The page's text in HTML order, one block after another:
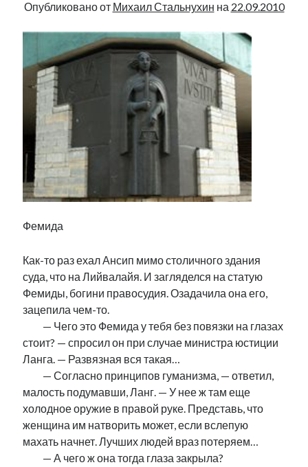
Опубликовано от Михаил Стальнухин на 22.09.2010
Фемида
Как-то раз ехал Ансип мимо столичного здания
суда, что на Лийвалайя. И загляделся на статую
Фемиды, богини правосудия. Озадачила она его,
зацепила чем-то.
— Чего это Фемида у тебя без повязки на глазах
стоит? — спросил он при случае министра юстиции
Ланга. — Развязная вся такая…
— Согласно принципов гуманизма, — ответил,
малость подумавши, Ланг. — У нее ж там еще
холодное оружие в правой руке. Представь, что
женщина им натворить может, если вслепую
махать начнет. Лучших людей враз потеряем…
— А чего ж она тогда глаза закрыла?